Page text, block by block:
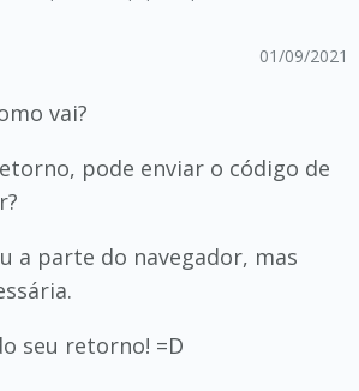
01/09/2021
vai?
pode enviar o código de
a parte do navegador, mas
seu retorno! =D